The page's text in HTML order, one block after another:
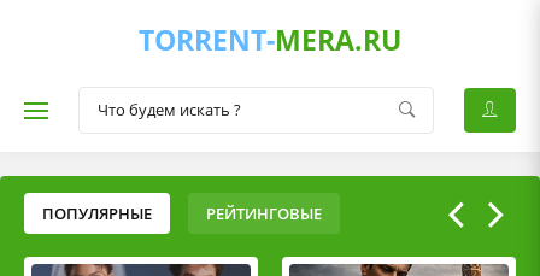
TORRENT-MERA.RU
ПОПУЛЯРНЫЕ РЕЙТИНГОВЫЕ